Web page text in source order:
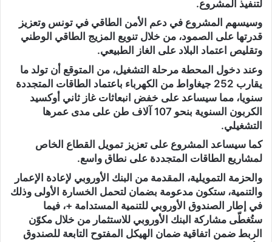
لتنفيذ المشروع.
وسيسهم المشروع في دعم الأمن الطاقي في تونس وتعزيز
قدرتها على الصمود، من خلال تنويع المزيج الطاقي الوطني
وتقليص اعتماد البلاد على الغاز الطبيعي.
وعند دخول المحطة مرحلة التشغيل، من المتوقع أن تولد ما
يقارب 252 جيغاواط من الكهرباء باعتماد الطاقات المتجددة
سنويا، مما سيساعد على خفض انبعاثات غاز ثاني أوكسيد
الكربون السنوية بنحو 107 آلاف طن على مدى عمرها
التشغيلي.
كما سيساعد المشروع على تعزيز تمويل القطاع الخاص
لمشاريع الطاقات المتجددة على نطاق واسع.
والحزمة التمويلية، المقدمة من البنك الأوروبي لإعادة الإعمار
والتنمية، ستكون مدعومة بضمان لتحمل الخسارة الأولى وذلك
في إطار الصندوق الأوروبي للتنمية المستدامة +، فيما
ستُغطّى مشاركة البنك الأوروبي للاستثمار من خلال مكوّن
الربط ضمن اتفاقية ضمان الهيكل المفتوح التابعة للصندوق